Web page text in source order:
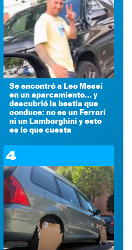
Se encontró a Leo Messi
en un aparcamiento... y
descubrió la bestia que
conduce: no es un Ferrari
ni un Lamborghini y esto
es lo que cuesta
4